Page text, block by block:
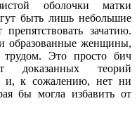
оболочки матки
быть лишь небольшие
зачатию.
образованные женщины,
трудом. Это просто бич
доказанных теорий
и, к сожалению, нет ни
бы могла избавить от